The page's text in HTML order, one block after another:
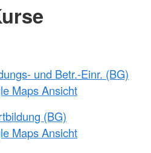
und Betr.-Einr. (BG)
Maps Ansicht
(BG)
Maps Ansicht